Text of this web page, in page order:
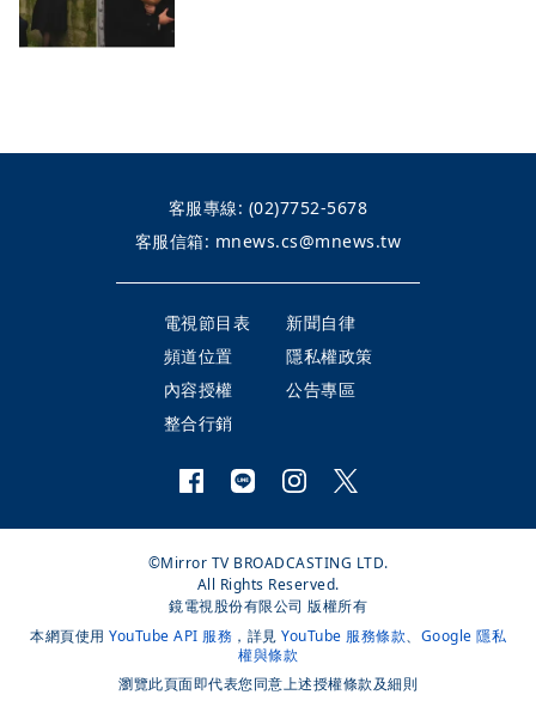
客服專線: (02)7752-5678
客服信箱: mnews.cs@mnews.tw
電視節目表
新聞自律
頻道位置
隱私權政策
內容授權
公告專區
整合行銷
©Mirror TV BROADCASTING LTD.
All Rights Reserved.
鏡電視股份有限公司 版權所有
本網頁使用 YouTube API 服務 ，詳見 YouTube 服務條款、 Google 隱私
權與條款
瀏覽此頁面即代表您同意上述授權條款及細則